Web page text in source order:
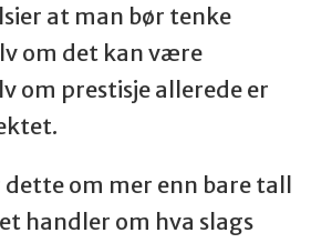
at man bør tenke
om det kan være
om prestisje allerede er
om mer enn bare tall
handler om hva slags